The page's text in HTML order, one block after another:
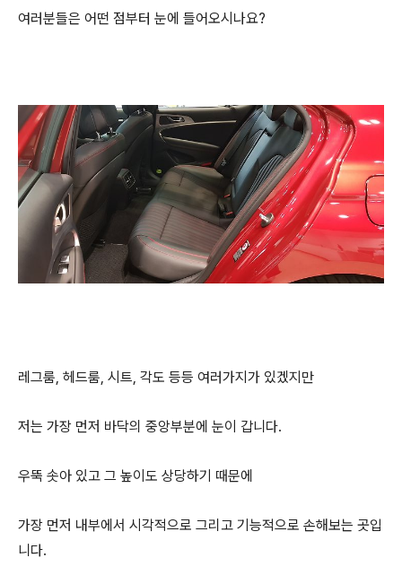
여러분들은 어떤 점부터 눈에 들어오시나요?
레그룸, 헤드룸, 시트, 각도 등등 여러가지가 있겠지만
저는 가장 먼저 바닥의 중앙부분에 눈이 갑니다.
우뚝 솟아 있고 그 높이도 상당하기 때문에
가장 먼저 내부에서 시각적으로 그리고 기능적으로 손해보는 곳입
니다.